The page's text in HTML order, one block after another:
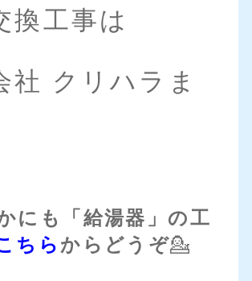
換工事は
社 クリハラま
にも「給湯器」の工
ちら からどうぞ💁